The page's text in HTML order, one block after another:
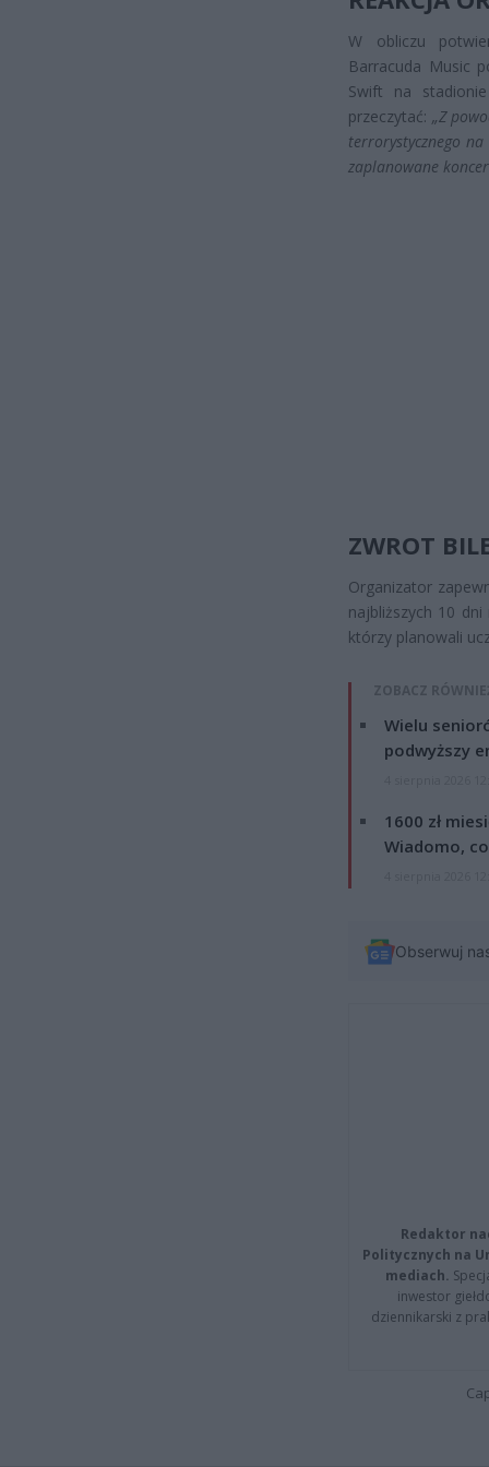
W obliczu
Barracuda Music
Swift na
przeczytać: „Z
terrorystycznego
zaplanowane
ZWROT
Organizator
najbliższych 10
którzy planowali
ZOBACZ
Wielu
podwyższy
1600 zł
Wiadomo,
Obserwuj
Redaktor
Politycznych na
mediach.
inwestor
dziennikarski z